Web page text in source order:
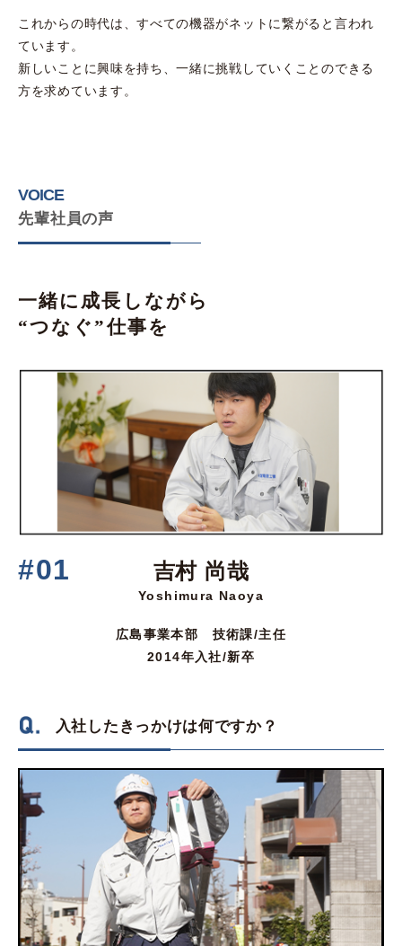
これからの時代は、すべての機器がネットに繋がると言われ
ています。
新しいことに興味を持ち、一緒に挑戦していくことのできる
方を求めています。
VOICE
先輩社員の声
一緒に成長しながら
“つなぐ”仕事を
#01 吉村 尚哉
Yoshimura Naoya
広島事業本部 技術課/主任
2014年入社/新卒
入社したきっかけは何ですか？